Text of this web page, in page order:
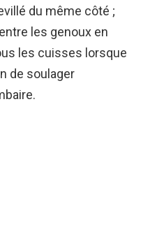
du même côté ;
les genoux en
les cuisses lorsque
de soulager